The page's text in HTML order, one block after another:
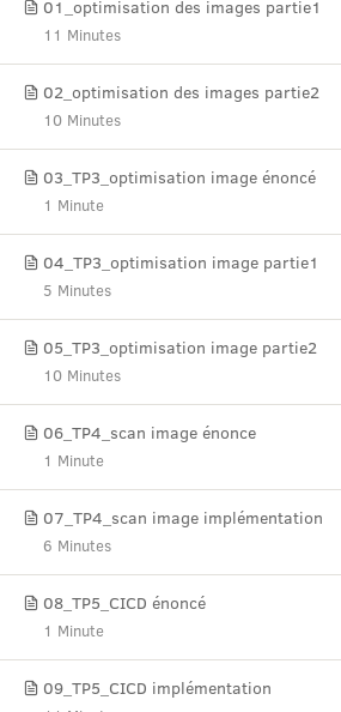
01_optimisation des images partie1
11 Minutes
02_optimisation des images partie2
10 Minutes
03_TP3_optimisation image énoncé
1 Minute
04_TP3_optimisation image partie1
5 Minutes
05_TP3_optimisation image partie2
10 Minutes
06_TP4_scan image énonce
1 Minute
07_TP4_scan image implémentation
6 Minutes
08_TP5_CICD énoncé
1 Minute
09_TP5_CICD implémentation